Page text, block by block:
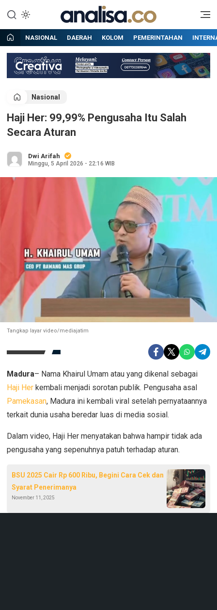
konten
Analisa
Situs berita online terpercaya
NASIONAL DAERAH KOLOM PEMERINTAHAN
Nasional
Haji Her: 99,99% Pengusaha Itu Salah
Secara Aturan
Dwi Arifah
Minggu, 5 April 2026 - 22:16 WIB
Tangkap layar video/mediajatim
Madura– Nama Khairul Umam atau yang dikenal sebagai
Haji Her kembali menjadi sorotan publik. Pengusaha asal
Pamekasan, Madura ini kembali viral setelah pernyataannya
terkait dunia usaha beredar luas di media sosial.
‎Dalam video, Haji Her menyatakan bahwa hampir tidak ada
pengusaha yang sepenuhnya patuh terhadap aturan.
BSU 2025 Cair Rp 600 Ribu, Begini Cara Cek dan
Syarat Penerimanya
November 11, 2025